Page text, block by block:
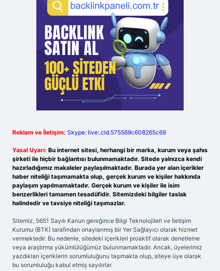
Reklam ve İletişim: Skype: live:.cid.575569c608265c69
Yasal Uyarı: Bu internet sitesi, herhangi bir marka, kurum veya şahıs
şirketi ile hiçbir bağlantısı bulunmamaktadır. Sitede yalnızca kendi
hazırladığımız makaleler paylaşılmaktadır. Burada yer alan içerikler
haber niteliği taşımamakta olup, gerçek kurum ve kişiler hakkında
paylaşım yapılmamaktadır. Gerçek kurum ve kişiler ile isim
benzerlikleri tamamen tesadüfidir. Sitemizdeki bilgiler taslak
halindedir ve tavsiye niteliği taşımazlar.
Sitemiz, 5651 Sayılı Kanun gereğince Bilgi Teknolojileri ve İletişim
Kurumu (BTK) tarafından onaylanmış bir Yer Sağlayıcı olarak hizmet
vermektedir. Bu nedenle, sitedeki içerikleri proaktif olarak denetleme
veya araştırma yükümlülüğümüz bulunmamaktadır. Ancak, üyelerimiz
yazdıkları içeriklerin sorumluluğunu taşımakta olup, siteye üye olarak
bu sorumluluğu kabul etmiş sayılırlar.